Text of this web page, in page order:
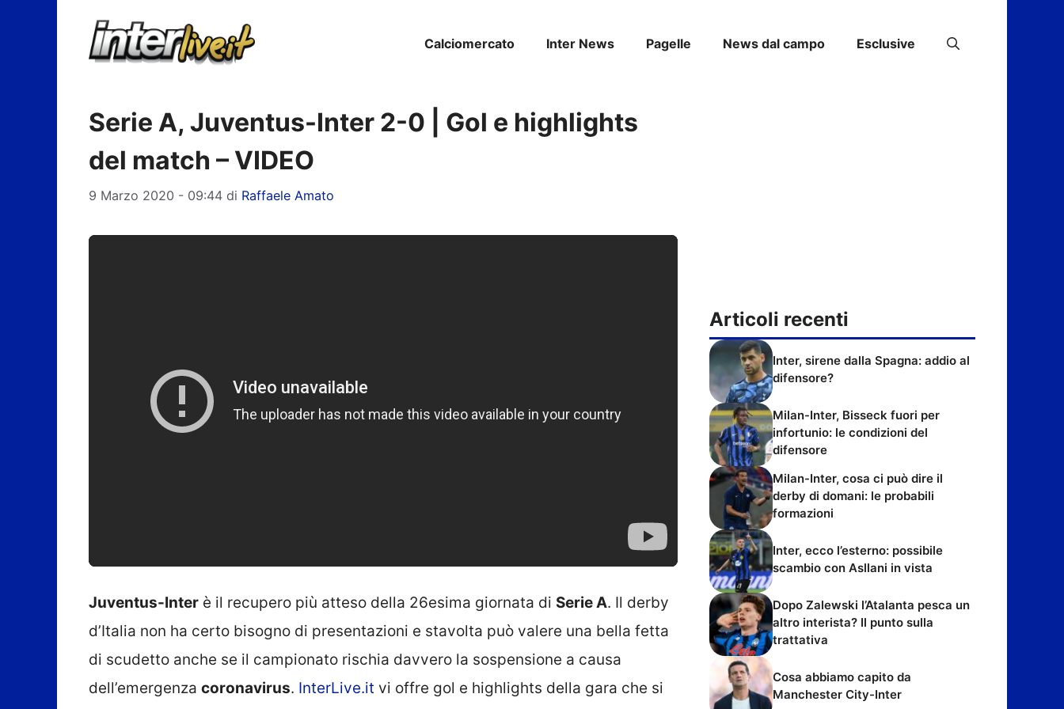
Calciomercato Inter News Pagelle News dal campo Esclusive
Serie A, Juventus-Inter 2-0 | Gol e highlights
del match – VIDEO
9 Marzo 2020 - 09:44 di Raffaele Amato
Juventus-Inter è il recupero più atteso della 26esima giornata di Serie A. Il derby
d’Italia non ha certo bisogno di presentazioni e stavolta può valere una bella fetta
di scudetto anche se il campionato rischia davvero la sospensione a causa
dell’emergenza coronavirus. InterLive.it vi offre gol e highlights della gara che si
Articoli recenti
Inter, sirene dalla Spagna: addio al
difensore?
Milan-Inter, Bisseck fuori per
infortunio: le condizioni del
difensore
Milan-Inter, cosa ci può dire il
derby di domani: le probabili
formazioni
Inter, ecco l’esterno: possibile
scambio con Asllani in vista
Dopo Zalewski l’Atalanta pesca un
altro interista? Il punto sulla
trattativa
Cosa abbiamo capito da
Manchester City-Inter